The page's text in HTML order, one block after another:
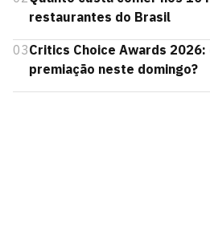
restaurantes do Brasil
03Critics Choice Awards
premiação neste domingo?